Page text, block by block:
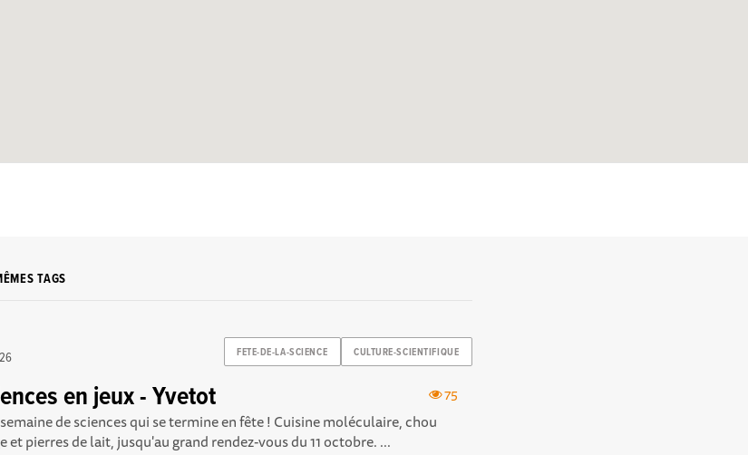
TAGS
FETE-DE-LA-SCIENCE CULTURE-SCIENTIFIQUE
75
en jeux - Yvetot
de sciences qui se termine en fête ! Cuisine moléculaire, chou
et pierres de lait, jusqu'au grand rendez-vous du 11 octobre. ...